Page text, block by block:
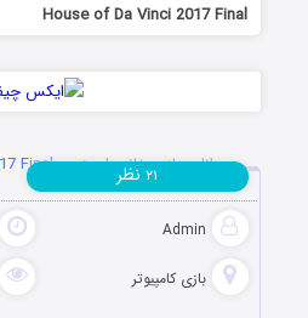
House of Da Vinci 2017 Final
دانلود بازی خانه دا وینچی The House of Da Vinci 2017 Final
Admin
بازی کامپیوتر
۲۱ نظر